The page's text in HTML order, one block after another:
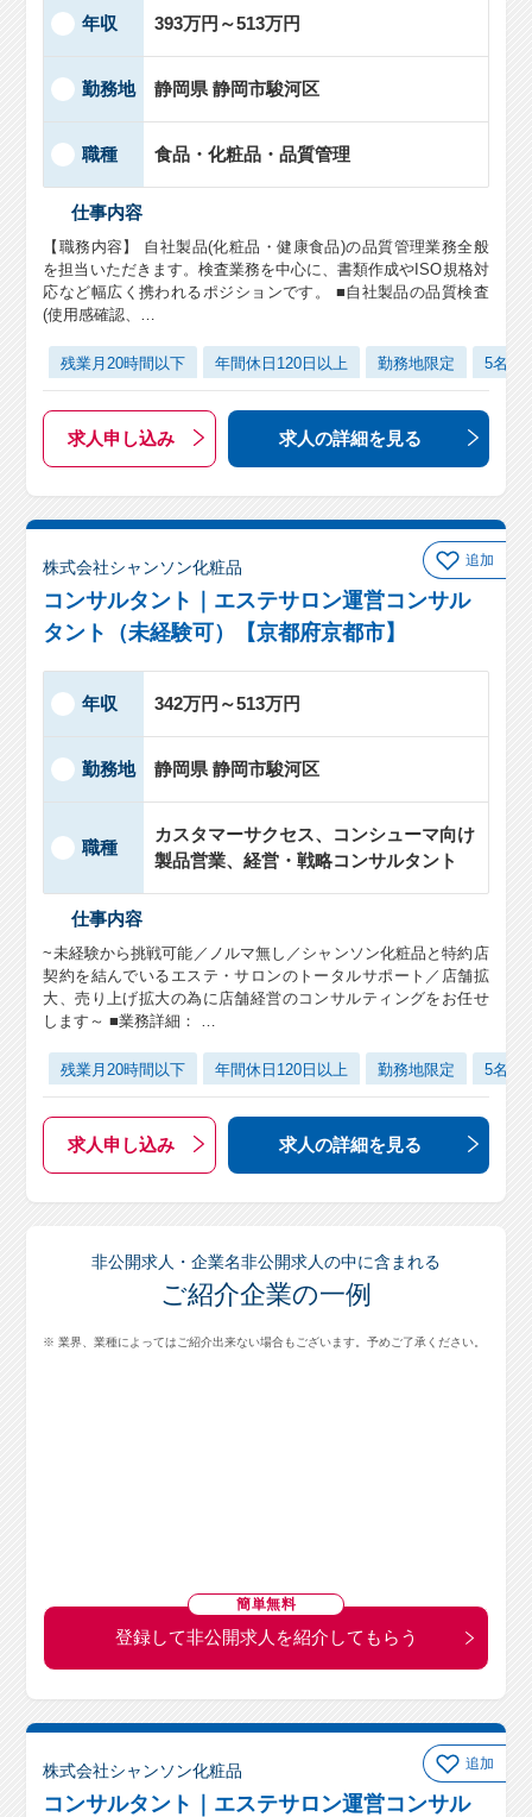
年収 393万円～513万円
勤務地 静岡県 静岡市駿河区
職種 食品・化粧品・品質管理
仕事内容
【職務内容】 自社製品(化粧品・健康食品)の品質管理業務全般
を担当いただきます。検査業務を中心に、書類作成やISO規格対
応など幅広く携われるポジションです。 ■自社製品の品質検査
(使用感確認、…
残業月20時間以下 年間休日120日以上 勤務地限定 5名以
求人申し込み 求人の詳細を見る
追加
株式会社シャンソン化粧品
コンサルタント｜エステサロン運営コンサル
タント（未経験可）【京都府京都市】
年収 342万円～513万円
勤務地 静岡県 静岡市駿河区
職種
カスタマーサクセス、コンシューマ向け
製品営業、経営・戦略コンサルタント
仕事内容
~未経験から挑戦可能／ノルマ無し／シャンソン化粧品と特約店
契約を結んでいるエステ・サロンのトータルサポート／店舗拡
大、売り上げ拡大の為に店舗経営のコンサルティングをお任せ
します～ ■業務詳細： …
残業月20時間以下 年間休日120日以上 勤務地限定 5名以
求人申し込み 求人の詳細を見る
非公開求人・企業名非公開求人の中に含まれる
ご紹介企業の一例
※ 業界、業種によってはご紹介出来ない場合もございます。予めご了承ください。
簡単無料
登録して非公開求人を紹介してもらう
追加
株式会社シャンソン化粧品
コンサルタント｜エステサロン運営コンサル